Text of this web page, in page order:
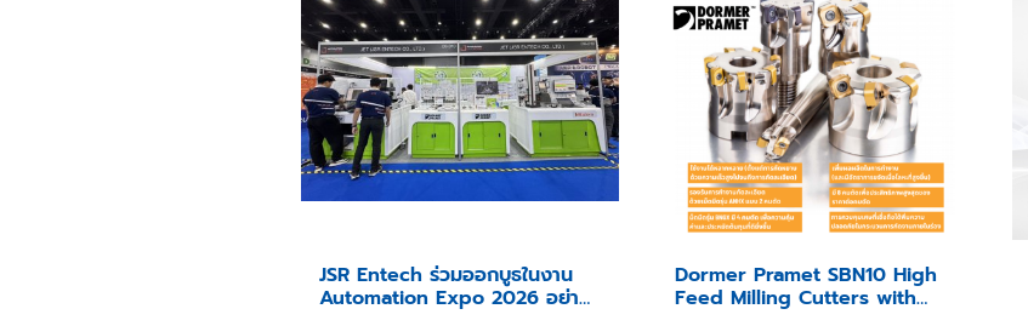
JSR Entech ร่วมออกบูธในงาน
Automation Expo 2026 อย่าง
Dormer Pramet SBN10 High
Feed Milling Cutters with